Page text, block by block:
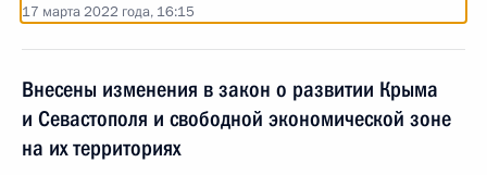
17 марта 2022 года, 16:15
Внесены изменения в закон о развитии Крыма
и Севастополя и свободной экономической зоне
на их территориях